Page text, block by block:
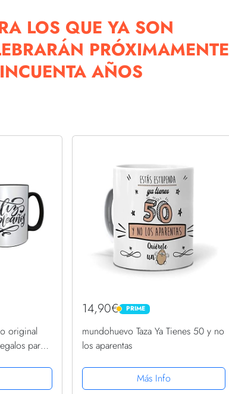
LOS QUE YA SON
PRÓXIMAMENTE
AÑOS
original
para
14,90€ PRIME
PRIME
mundohuevo Taza Ya Tienes 50 y no
los aparentas
Más Info